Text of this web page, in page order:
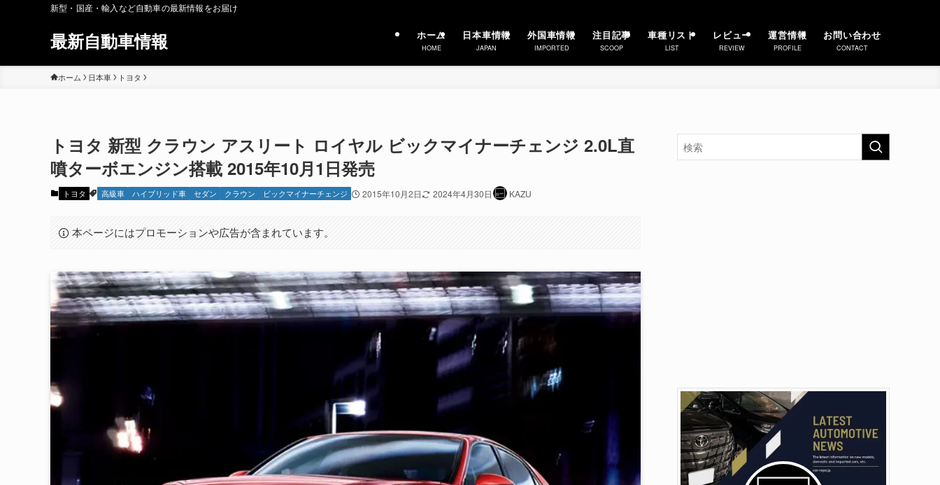
新型・国産・輸入など自動車の最新情報をお届け
最新自動車情報 ホーム
HOME
日本車情報
JAPAN
外国車情報
IMPORTED
注目記事
SCOOP
車種リスト
LIST
レビュー
REVIEW
運営情報
PROFILE
お問い合わせ
CONTACT
ホーム 日本車 トヨタ
トヨタ 新型 クラウン アスリート ロイヤル ビックマイナーチェンジ 2.0L直
噴ターボエンジン搭載 2015年10月1日発売
トヨタ 高級車 ハイブリッド車 セダン クラウン ビックマイナーチェンジ 2015年10月2日 2024年4月30日 KAZU
本ページにはプロモーションや広告が含まれています。